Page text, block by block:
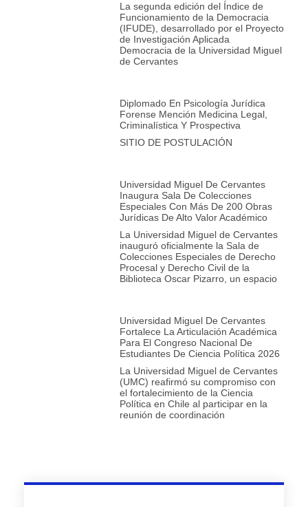
La segunda edición del Índice de
Funcionamiento de la Democracia
(IFUDE), desarrollado por el Proyecto
de Investigación Aplicada
Democracia de la Universidad Miguel
de Cervantes
Diplomado En Psicología Jurídica
Forense Mención Medicina Legal,
Criminalística Y Prospectiva
SITIO DE POSTULACIÓN
Universidad Miguel De Cervantes
Inaugura Sala De Colecciones
Especiales Con Más De 200 Obras
Jurídicas De Alto Valor Académico
La Universidad Miguel de Cervantes
inauguró oficialmente la Sala de
Colecciones Especiales de Derecho
Procesal y Derecho Civil de la
Biblioteca Oscar Pizarro, un espacio
Universidad Miguel De Cervantes
Fortalece La Articulación Académica
Para El Congreso Nacional De
Estudiantes De Ciencia Política 2026
La Universidad Miguel de Cervantes
(UMC) reafirmó su compromiso con
el fortalecimiento de la Ciencia
Política en Chile al participar en la
reunión de coordinación